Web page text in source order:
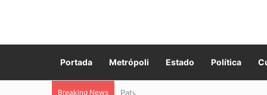
Portada Metrópoli Estado Política
Breaking News Paty Aradillas destaca impacto del